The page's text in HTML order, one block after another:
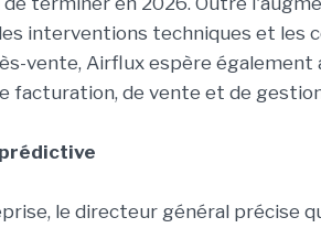
interventions techniques et les
vente, Airflux espère également
facturation, de vente et de
le directeur général précise